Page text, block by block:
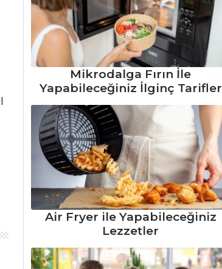
Mikrodalga Fırın İle
Yapabileceğiniz İlginç Tarifler
Air Fryer ile Yapabileceğiniz
Lezzetler